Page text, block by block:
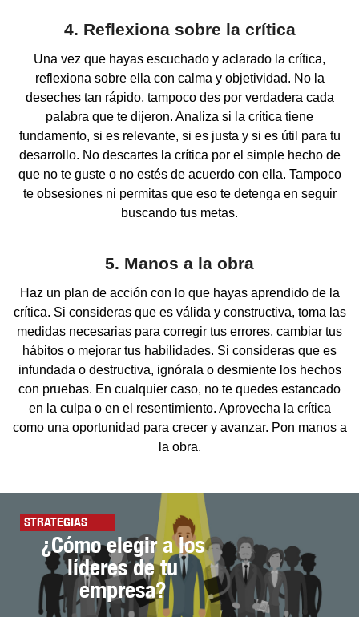
4. Reflexiona sobre la crítica
Una vez que hayas escuchado y aclarado la crítica,
reflexiona sobre ella con calma y objetividad. No la
deseches tan rápido, tampoco des por verdadera cada
palabra que te dijeron. Analiza si la crítica tiene
fundamento, si es relevante, si es justa y si es útil para tu
desarrollo. No descartes la crítica por el simple hecho de
que no te guste o no estés de acuerdo con ella. Tampoco
te obsesiones ni permitas que eso te detenga en seguir
buscando tus metas.
5. Manos a la obra
Haz un plan de acción con lo que hayas aprendido de la
crítica. Si consideras que es válida y constructiva, toma las
medidas necesarias para corregir tus errores, cambiar tus
hábitos o mejorar tus habilidades. Si consideras que es
infundada o destructiva, ignórala o desmiente los hechos
con pruebas. En cualquier caso, no te quedes estancado
en la culpa o en el resentimiento. Aprovecha la crítica
como una oportunidad para crecer y avanzar. Pon manos a
la obra.
STRATEGIAS
¿Cómo elegir a los
líderes de tu
empresa?